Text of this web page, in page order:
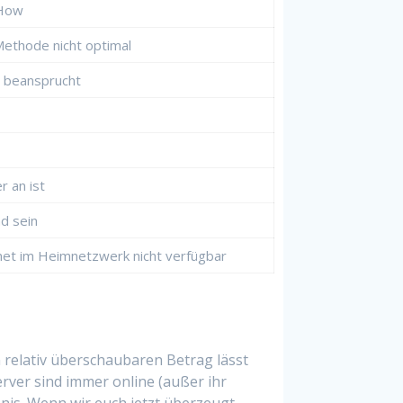
nicht optimal
an ist
sein
im Heimnetzwerk nicht verfügbar
relativ überschaubaren Betrag lässt
sind immer online (außer ihr